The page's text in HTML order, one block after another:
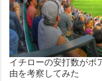
イチローの安打数がポ
由を考察してみた